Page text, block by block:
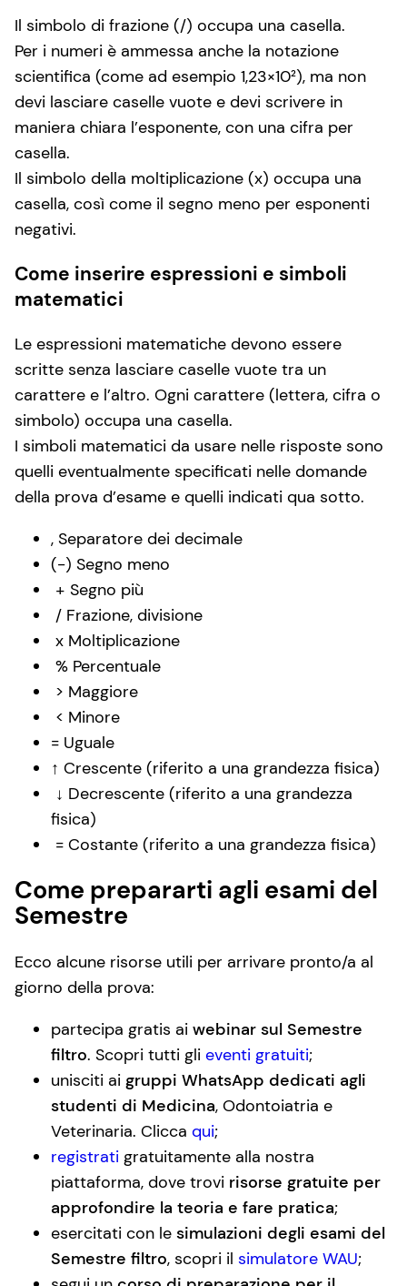
Il simbolo di frazione (/) occupa una casella.
Per i numeri è ammessa anche la notazione
scientifica (come ad esempio 1,23×10²), ma non
devi lasciare caselle vuote e devi scrivere in
maniera chiara l’esponente, con una cifra per
casella.
Il simbolo della moltiplicazione (x) occupa una
casella, così come il segno meno per esponenti
negativi.
Come inserire espressioni e simboli
matematici
Le espressioni matematiche devono essere
scritte senza lasciare caselle vuote tra un
carattere e l’altro. Ogni carattere (lettera, cifra o
simbolo) occupa una casella.
I simboli matematici da usare nelle risposte sono
quelli eventualmente specificati nelle domande
della prova d’esame e quelli indicati qua sotto.
, Separatore dei decimale
(-) Segno meno
+ Segno più
/ Frazione, divisione
x Moltiplicazione
% Percentuale
> Maggiore
< Minore
= Uguale
↑ Crescente (riferito a una grandezza fisica)
↓ Decrescente (riferito a una grandezza
fisica)
= Costante (riferito a una grandezza fisica)
Come prepararti agli esami del
Semestre
Ecco alcune risorse utili per arrivare pronto/a al
giorno della prova:
partecipa gratis ai webinar sul Semestre
filtro. Scopri tutti gli eventi gratuiti;
unisciti ai gruppi WhatsApp dedicati agli
studenti di Medicina, Odontoiatria e
Veterinaria. Clicca qui;
registrati gratuitamente alla nostra
piattaforma, dove trovi risorse gratuite per
approfondire la teoria e fare pratica;
esercitati con le simulazioni degli esami del
Semestre filtro, scopri il simulatore WAU;